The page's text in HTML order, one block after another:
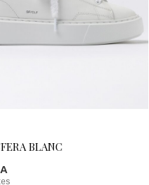
BLANC